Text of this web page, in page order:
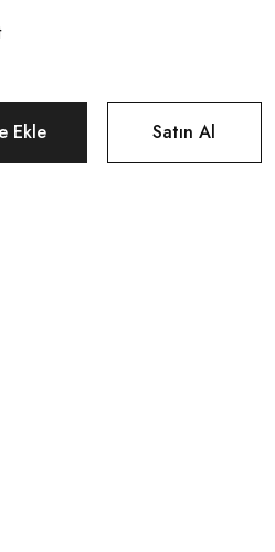
Ekle Satın Al